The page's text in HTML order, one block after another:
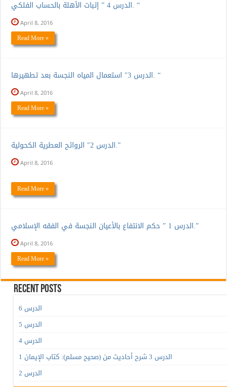
الدرس 4 ” إثبات الأهلة بالحساب الفلكي. “
April 8, 2016
Read More »
الدرس 3″ استعمال المياه النجسة بعد تطهيرها. “
April 8, 2016
Read More »
الدرس 2″ الروائح العطرية الكحولية.”
April 8, 2016
Read More »
الدرس 1 ” حكم الانتفاع بالأعيان النجسة في الفقه الإسلامي.”
April 8, 2016
Read More »
Recent Posts
الدرس 6
الدرس 5
الدرس 4
الدرس 3 شرح أحاديث من (صحيح مسلم): كتاب الإيمان 1
الدرس 2